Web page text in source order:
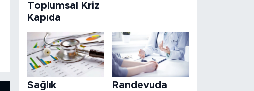
Toplumsal Kriz
Kapıda
Sağlık
Randevuda